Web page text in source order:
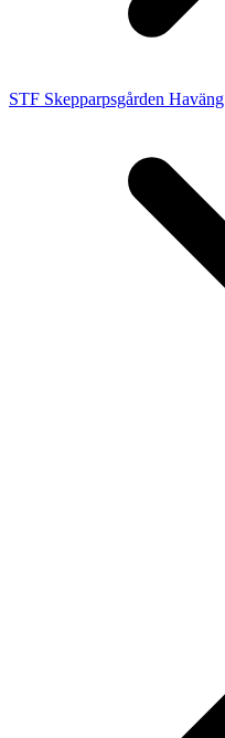
STF Skepparpsgården Haväng